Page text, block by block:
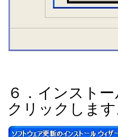
６．インスト
クリックします